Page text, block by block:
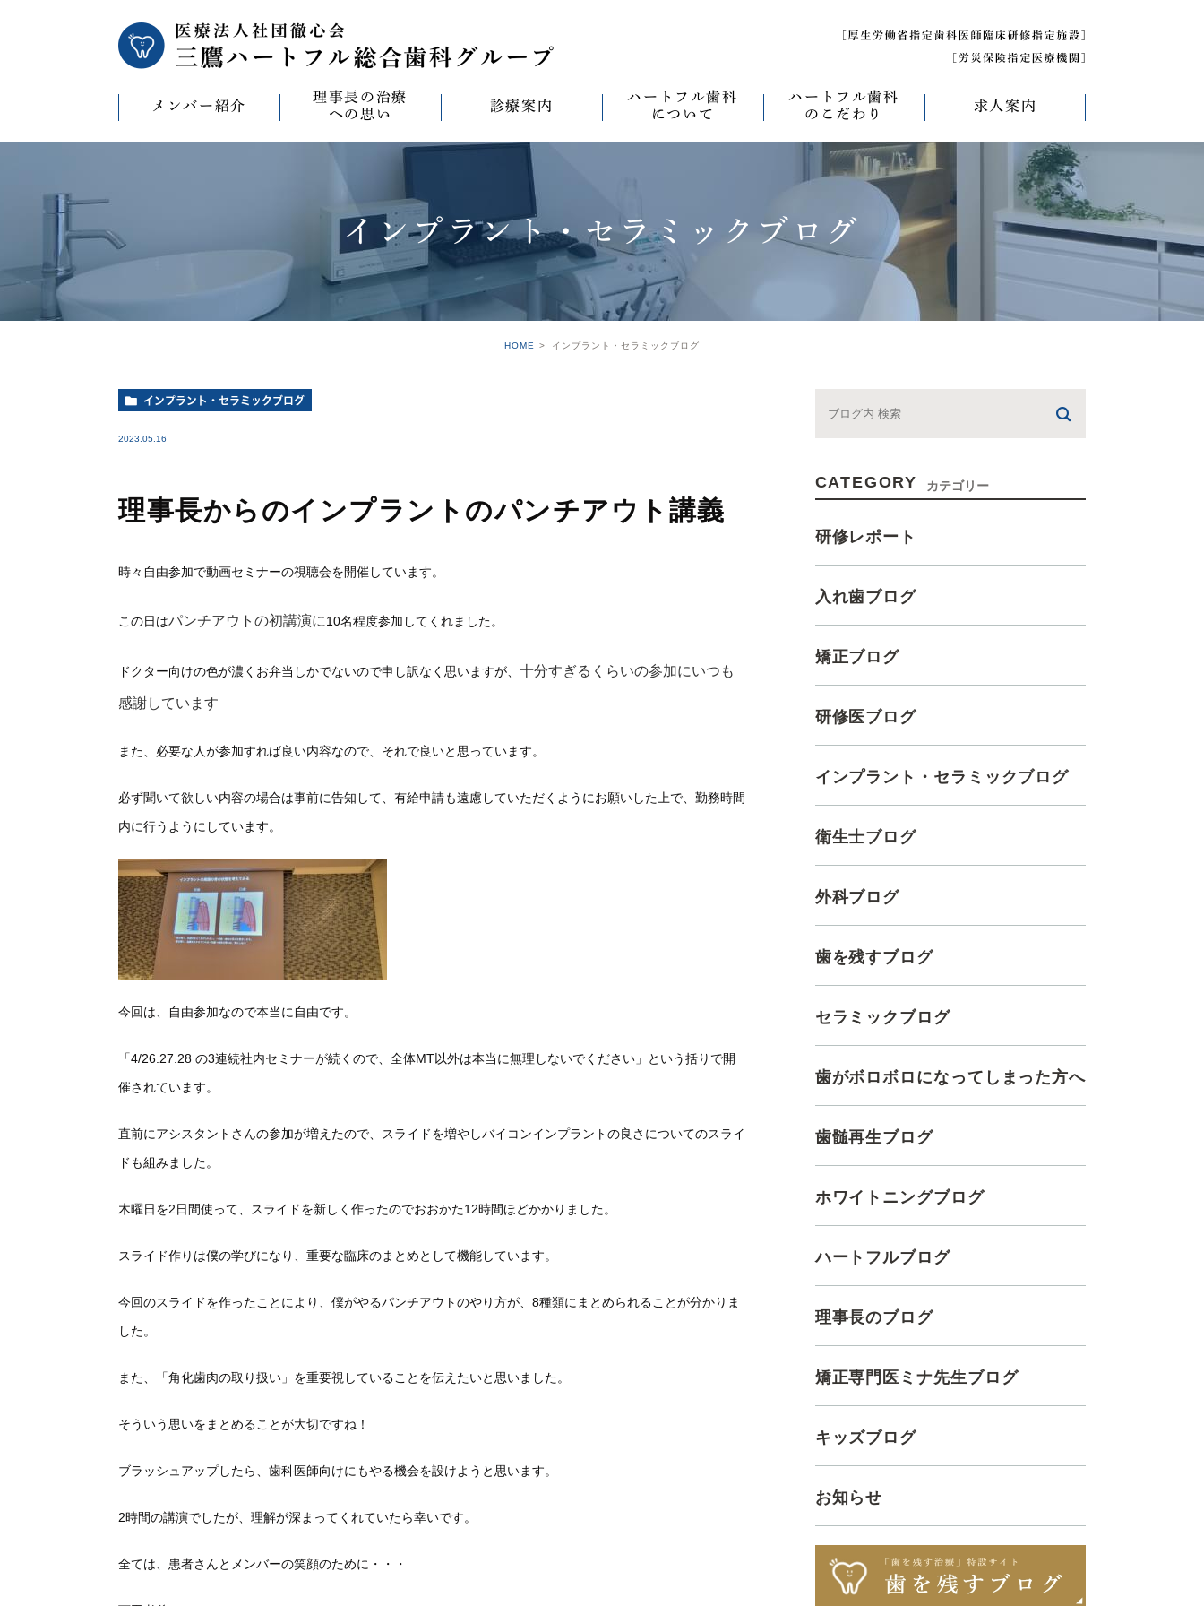
メンバー紹介
理事長の治療
への思い
CAD/CAM（オールセラミック治
療）への思い
バイコンインプラントへの思い
マウスピース型矯正装置（イン
ビザライン）への思い
診療案内
診療案内一覧
セラミック治療 ワンデイジルコニア治療
無菌化根管治療 予防・メンテナンス
インプラント オールオン4
ハートフル歯科
について
ハートフルの治療
院内設備
ハートフル歯科
グループ院の案内
ハートフル歯科
のこだわり
なるべく痛くない治療
なるべく削らない治療
なるべく抜かない治療
なるべく短期間の治療
滅菌管理について
求人案内
求人募集について
研修医募集
インプラント・セラミックブログ
HOME インプラント・セラミックブログ
インプラント・セラミックブログ
2023.05.16
理事長からのインプラントのパンチアウト講義
時々自由参加で動画セミナーの視聴会を開催しています。
この日はパンチアウトの初講演に10名程度参加してくれました。
ドクター向けの色が濃くお弁当しかでないので申し訳なく思いますが、 十分すぎるくらいの参加にいつも
感謝しています
また、必要な人が参加すれば良い内容なので、それで良いと思っています。
必ず聞いて欲しい内容の場合は事前に告知して、有給申請も遠慮していただくようにお願いした上で、勤務時間
内に行うようにしています。
今回は、自由参加なので本当に自由です。
「4/26.27.28 の3連続社内セミナーが続くので、全体MT以外は本当に無理しないでください」という括りで開
催されています。
直前にアシスタントさんの参加が増えたので、スライドを増やしバイコンインプラントの良さについてのスライ
ドも組みました。
木曜日を2日間使って、スライドを新しく作ったのでおおかた12時間ほどかかりました。
スライド作りは僕の学びになり、重要な臨床のまとめとして機能しています。
今回のスライドを作ったことにより、僕がやるパンチアウトのやり方が、8種類にまとめられることが分かりま
した。
また、「角化歯肉の取り扱い」を重要視していることを伝えたいと思いました。
そういう思いをまとめることが大切ですね！
ブラッシュアップしたら、歯科医師向けにもやる機会を設けようと思います。
2時間の講演でしたが、理解が深まってくれていたら幸いです。
全ては、患者さんとメンバーの笑顔のために・・・
CATEGORY カテゴリー
研修レポート
入れ歯ブログ
矯正ブログ
研修医ブログ
インプラント・セラミックブログ
衛生士ブログ
外科ブログ
歯を残すブログ
セラミックブログ
歯がボロボロになってしまった方へ
歯髄再生ブログ
ホワイトニングブログ
ハートフルブログ
理事長のブログ
矯正専門医ミナ先生ブログ
キッズブログ
お知らせ